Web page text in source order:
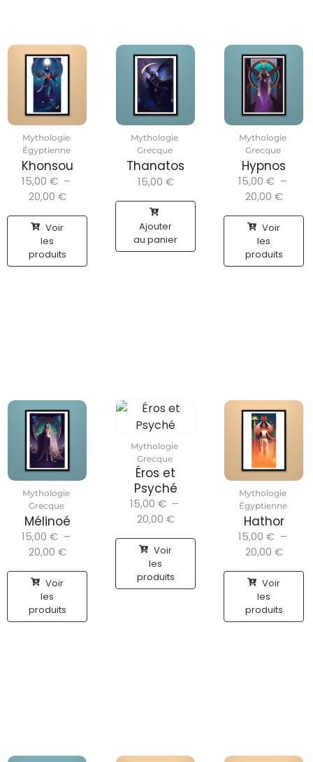
Mythologie
Égyptienne
Khonsou
15,00 € –
20,00 €
Voir
les
produits
Mythologie
Grecque
Thanatos
15,00 €
Ajouter
au panier
Mythologie
Grecque
Hypnos
15,00 € –
20,00 €
Voir
les
produits
Mythologie
Grecque
Mélinoé
15,00 € –
20,00 €
Voir
les
produits
Mythologie
Grecque
Éros et
Psyché
15,00 € –
20,00 €
Voir
les
produits
Mythologie
Égyptienne
Hathor
15,00 € –
20,00 €
Voir
les
produits